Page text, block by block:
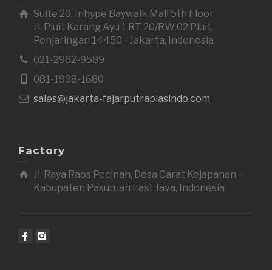
Suite 20, Inhype Baywalk Mall 5th Floor
Jl. Pluit Karang Ayu 1 RT 20/RW 02 Pluit,
Penjaringan 14450 - Jakarta, Indonesia
021-2962-9589
081-1998-1680
sales@jakarta-fajarputraplasindo.com
Factory
Jl. Raya Raos Pecinan, Desa Carat Kejapanan –
Kabupaten Pasuruan East Java, Indonesia